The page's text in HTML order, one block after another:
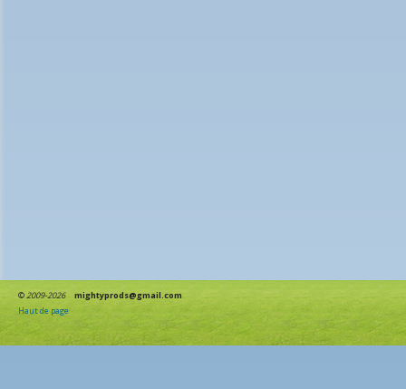
©2009-2026
mightyprods@gmail.com
Haut de page